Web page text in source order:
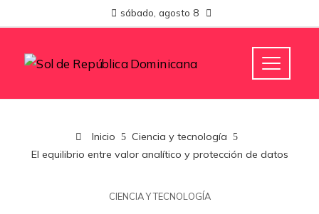
sábado, agosto 8
Inicio
Ciencia y tecnología
El equilibrio entre valor analítico y protección de datos
CIENCIA Y TECNOLOGÍA